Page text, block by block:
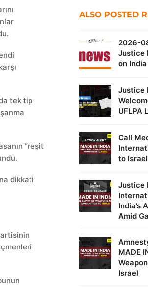
tek tip
“reşit
dikkati
ALSO POSTED
2026-
Justice
on India
Justice
UFLPA
Call
to
Justice
India’s
Amid
MADE
Israel